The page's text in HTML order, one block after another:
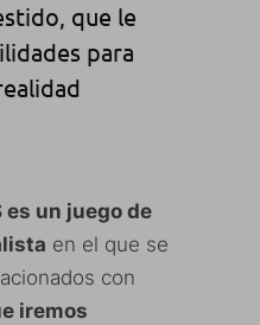
que le
para
es un juego de
en el que se
con
iremos